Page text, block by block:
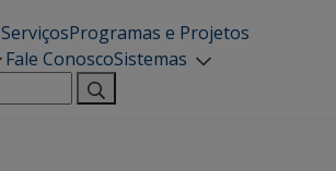
ServiçosProgramas e Projetos
Fale ConoscoSistemas